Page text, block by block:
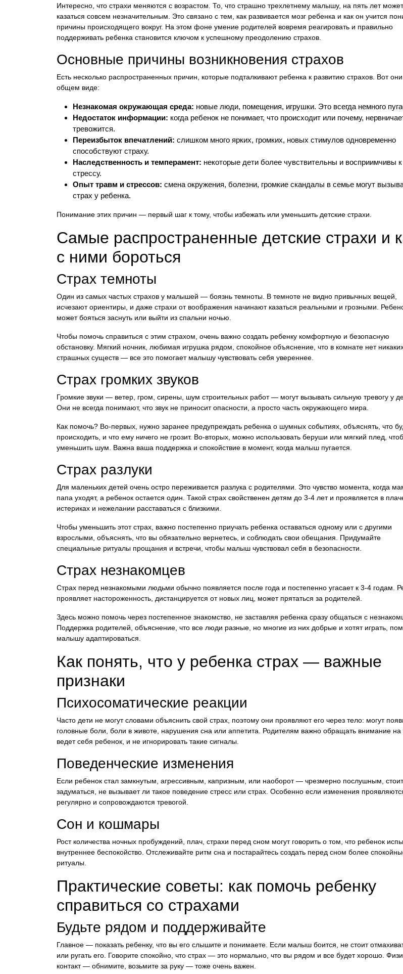
Интересно, что страхи меняются с возрастом. То, что страшно трехлетнему малышу, на пять лет может
казаться совсем незначительным. Это связано с тем, как развивается мозг ребенка и как он учится
причины происходящего вокруг. На этом фоне умение родителей вовремя реагировать и правильно
поддерживать ребенка становится ключом к успешному преодолению страхов.
Основные причины возникновения страхов
Есть несколько распространенных причин, которые подталкивают ребенка к развитию страхов. Вот
общем виде:
Незнакомая окружающая среда: новые люди, помещения, игрушки. Это всегда немного
Недостаток информации: когда ребенок не понимает, что происходит или почему,
тревожится.
Переизбыток впечатлений: слишком много ярких, громких, новых стимулов одновременно
способствуют страху.
Наследственность и темперамент: некоторые дети более чувствительны и восприимчивы к
стрессу.
Опыт травм и стрессов: смена окружения, болезни, громкие скандалы в семье могут
страх у ребенка.
Понимание этих причин — первый шаг к тому, чтобы избежать или уменьшить детские страхи.
Самые распространенные детские страхи и
с ними бороться
Страх темноты
Один из самых частых страхов у малышей — боязнь темноты. В темноте не видно привычных вещей,
исчезают ориентиры, и даже страхи от воображения начинают казаться реальными и грозными.
может бояться заснуть или выйти из спальни ночью.
Чтобы помочь справиться с этим страхом, очень важно создать ребенку комфортную и безопасную
обстановку. Мягкий ночник, любимая игрушка рядом, спокойное объяснение, что в комнате нет
страшных существ — все это помогает малышу чувствовать себя увереннее.
Страх громких звуков
Громкие звуки — ветер, гром, сирены, шум строительных работ — могут вызывать сильную тревогу у
Они не всегда понимают, что звук не приносит опасности, а просто часть окружающего мира.
Как помочь? Во-первых, нужно заранее предупреждать ребенка о шумных событиях, объяснять, что
происходить, и что ему ничего не грозит. Во-вторых, можно использовать беруши или мягкий плед,
уменьшить шум. Важна ваша поддержка и спокойствие в момент, когда малыш пугается.
Страх разлуки
Для маленьких детей очень остро переживается разлука с родителями. Это чувство момента, когда
папа уходят, а ребенок остается один. Такой страх свойственен детям до 3-4 лет и проявляется в
истериках и нежелании расставаться с близкими.
Чтобы уменьшить этот страх, важно постепенно приучать ребенка оставаться одному или с другими
взрослыми, объяснять, что вы обязательно вернетесь, и соблюдать свои обещания. Придумайте
специальные ритуалы прощания и встречи, чтобы малыш чувствовал себя в безопасности.
Страх незнакомцев
Страх перед незнакомыми людьми обычно появляется после года и постепенно угасает к 3-4 годам.
проявляет настороженность, дистанцируется от новых лиц, может прятаться за родителей.
Здесь можно помочь через постепенное знакомство, не заставляя ребенка сразу общаться с
Поддержка родителей, объяснение, что все люди разные, но многие из них добрые и хотят играть,
малышу адаптироваться.
Как понять, что у ребенка страх — важные
признаки
Психосоматические реакции
Часто дети не могут словами объяснить свой страх, поэтому они проявляют его через тело: могут
головные боли, боли в животе, нарушения сна или аппетита. Родителям важно обращать внимание на
ведет себя ребенок, и не игнорировать такие сигналы.
Поведенческие изменения
Если ребенок стал замкнутым, агрессивным, капризным, или наоборот — чрезмерно послушным, стоит
задуматься, не вызывает ли такое поведение стресс или страх. Особенно если изменения
регулярно и сопровождаются тревогой.
Сон и кошмары
Рост количества ночных пробуждений, плач, страхи перед сном могут говорить о том, что ребенок
внутреннее беспокойство. Отслеживайте ритм сна и постарайтесь создать перед сном более
ритуалы.
Практические советы: как помочь ребенку
справиться со страхами
Будьте рядом и поддерживайте
Главное — показать ребенку, что вы его слышите и понимаете. Если малыш боится, не стоит
или ругать его. Говорите спокойно, что страх — это нормально, что вы рядом и все будет хорошо.
контакт — обнимите, возьмите за руку — тоже очень важен.